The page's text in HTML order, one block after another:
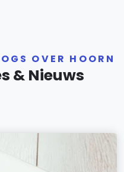
OVER HOORN
& Nieuws